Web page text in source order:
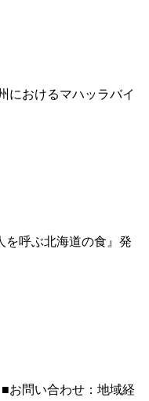
におけるマハッラバイ
呼ぶ北海道の食』発
お問い合わせ：地域経